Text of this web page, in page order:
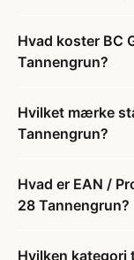
Hvad koster BC
Tannengrun?
Hvilket mærke
Tannengrun?
Hvad er EAN /
28 Tannengrun?
Hvilken kategori